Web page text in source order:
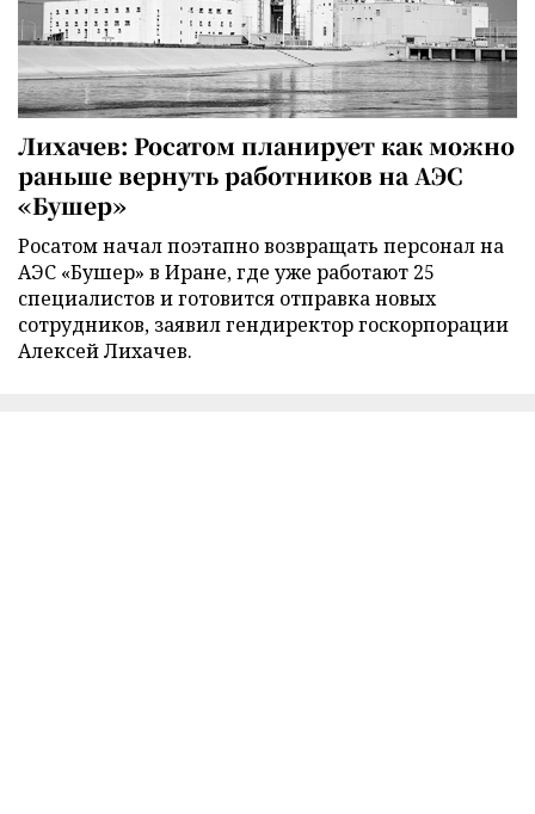
Лихачев: Росатом планирует как можно
раньше вернуть работников на АЭС
«Бушер»
Росатом начал поэтапно возвращать персонал на
АЭС «Бушер» в Иране, где уже работают 25
специалистов и готовится отправка новых
сотрудников, заявил гендиректор госкорпорации
Алексей Лихачев.